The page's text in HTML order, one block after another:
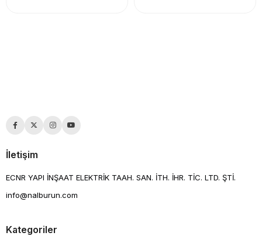
İletişim
ECNR YAPI İNŞAAT ELEKTRİK TAAH. SAN. İTH. İHR. TİC. LTD. ŞTİ.
info@nalburun.com
Kategoriler